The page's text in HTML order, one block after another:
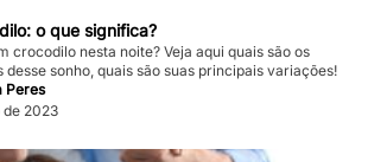
o que significa?
crocodilo nesta noite? Veja aqui quais são os
sonho, quais são suas principais variações!
Peres
2023